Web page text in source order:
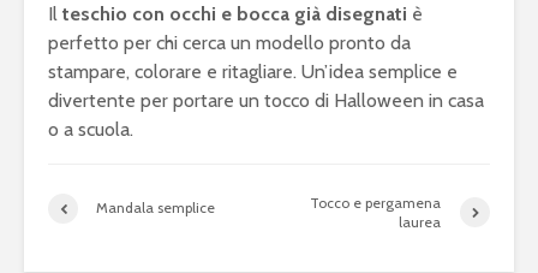
Il teschio con occhi e bocca già disegnati è
perfetto per chi cerca un modello pronto da
stampare, colorare e ritagliare. Un’idea semplice e
divertente per portare un tocco di Halloween in casa
o a scuola.
Mandala semplice
Tocco e pergamena
laurea